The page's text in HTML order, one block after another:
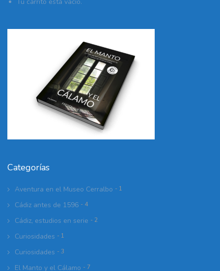
Categorías
Aventura en el Museo Cerralbo - 1
Cádiz antes de 1596 - 4
Cádiz, estudios en serie - 2
Curiosidades - 1
Curiosidades - 3
El Manto y el Cálamo - 7